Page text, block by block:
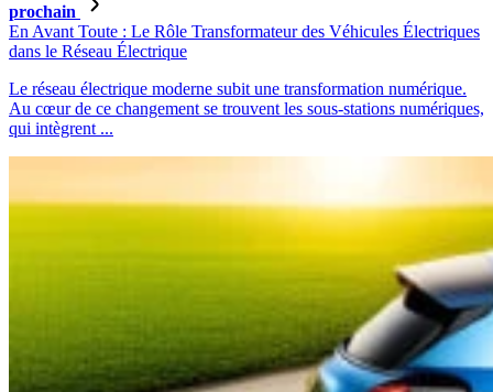
prochain
En Avant Toute : Le Rôle Transformateur des Véhicules Électriques
dans le Réseau Électrique
Le réseau électrique moderne subit une transformation numérique.
Au cœur de ce changement se trouvent les sous-stations numériques,
qui intègrent ...